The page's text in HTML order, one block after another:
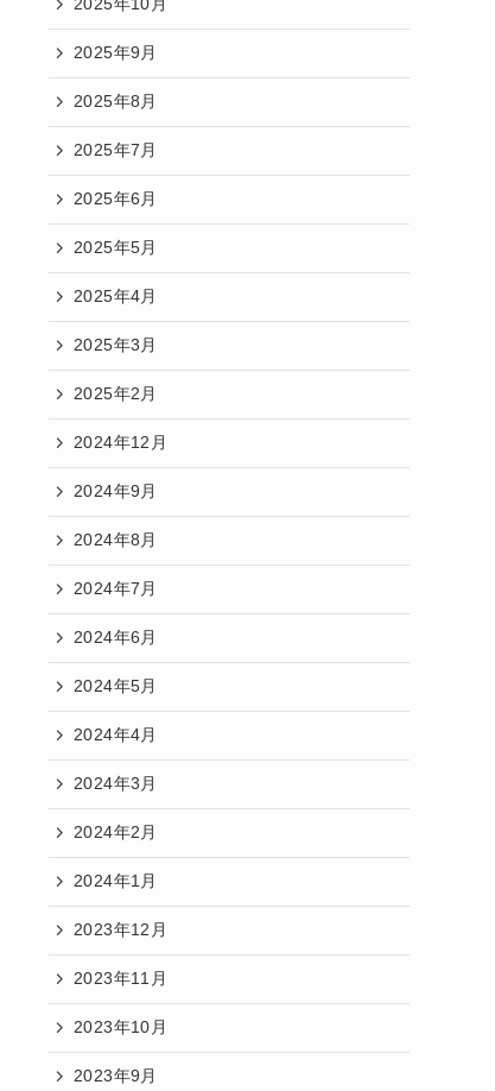
2025年9月
2025年8月
2025年7月
2025年6月
2025年5月
2025年4月
2025年3月
2025年2月
2024年12月
2024年9月
2024年8月
2024年7月
2024年6月
2024年5月
2024年4月
2024年3月
2024年2月
2024年1月
2023年12月
2023年11月
2023年10月
2023年9月